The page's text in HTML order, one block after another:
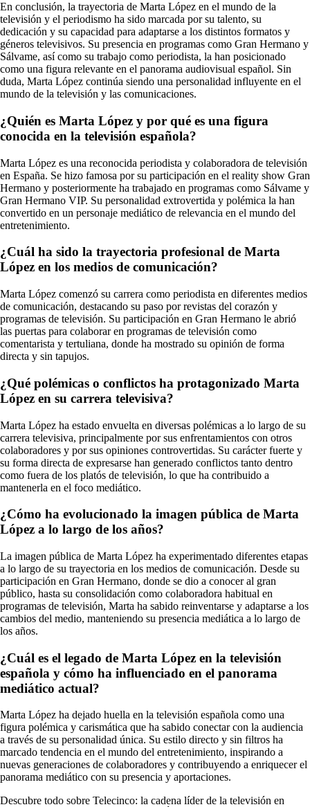
En conclusión, la trayectoria de Marta López en el mundo de la
televisión y el periodismo ha sido marcada por su talento, su
dedicación y su capacidad para adaptarse a los distintos formatos y
géneros televisivos. Su presencia en programas como Gran Hermano y
Sálvame, así como su trabajo como periodista, la han posicionado
como una figura relevante en el panorama audiovisual español. Sin
duda, Marta López continúa siendo una personalidad influyente en el
mundo de la televisión y las comunicaciones.
¿Quién es Marta López y por qué es una figura
conocida en la televisión española?
Marta López es una reconocida periodista y colaboradora de televisión
en España. Se hizo famosa por su participación en el reality show Gran
Hermano y posteriormente ha trabajado en programas como Sálvame y
Gran Hermano VIP. Su personalidad extrovertida y polémica la han
convertido en un personaje mediático de relevancia en el mundo del
entretenimiento.
¿Cuál ha sido la trayectoria profesional de Marta
López en los medios de comunicación?
Marta López comenzó su carrera como periodista en diferentes medios
de comunicación, destacando su paso por revistas del corazón y
programas de televisión. Su participación en Gran Hermano le abrió
las puertas para colaborar en programas de televisión como
comentarista y tertuliana, donde ha mostrado su opinión de forma
directa y sin tapujos.
¿Qué polémicas o conflictos ha protagonizado Marta
López en su carrera televisiva?
Marta López ha estado envuelta en diversas polémicas a lo largo de su
carrera televisiva, principalmente por sus enfrentamientos con otros
colaboradores y por sus opiniones controvertidas. Su carácter fuerte y
su forma directa de expresarse han generado conflictos tanto dentro
como fuera de los platós de televisión, lo que ha contribuido a
mantenerla en el foco mediático.
¿Cómo ha evolucionado la imagen pública de Marta
López a lo largo de los años?
La imagen pública de Marta López ha experimentado diferentes etapas
a lo largo de su trayectoria en los medios de comunicación. Desde su
participación en Gran Hermano, donde se dio a conocer al gran
público, hasta su consolidación como colaboradora habitual en
programas de televisión, Marta ha sabido reinventarse y adaptarse a los
cambios del medio, manteniendo su presencia mediática a lo largo de
los años.
¿Cuál es el legado de Marta López en la televisión
española y cómo ha influenciado en el panorama
mediático actual?
Marta López ha dejado huella en la televisión española como una
figura polémica y carismática que ha sabido conectar con la audiencia
a través de su personalidad única. Su estilo directo y sin filtros ha
marcado tendencia en el mundo del entretenimiento, inspirando a
nuevas generaciones de colaboradores y contribuyendo a enriquecer el
panorama mediático con su presencia y aportaciones.
Descubre todo sobre Telecinco: la cadena líder de la televisión en